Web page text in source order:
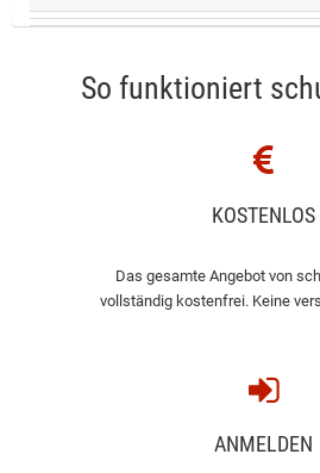
So funktioniert
KOSTENLOS
Das gesamte Angebot von
vollständig kostenfrei. Keine
ANMELDEN